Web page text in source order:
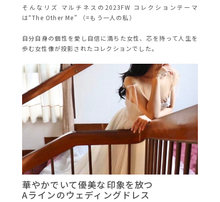
そんなリズ マルチネスの2023FW コレクションテーマ
は“The Other Me” （=もう一人の私）
自分自身の個性を愛し自信に満ちた女性、芯を持って人生を
歩む女性像が投影されたコレクションでした。
華やかでいて優美な印象を放つ
Aラインのウェディングドレス